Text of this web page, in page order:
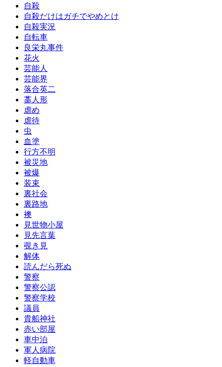
自殺
自殺だけはガチでやめとけ
自殺実況
自転車
良栄丸事件
花火
芸能人
芸能界
落合英二
藁人形
虐め
虐待
虫
血塗
行方不明
被災地
被爆
装束
裏社会
裏路地
襖
見世物小屋
見先言葉
覗き見
解体
読んだら死ぬ
警察
警察公認
警察学校
議員
貴船神社
赤い部屋
車中泊
軍人病院
軽自動車